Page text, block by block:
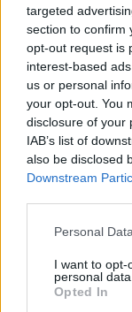
targeted
section to confirm
opt-out request is
interest-based
us or personal
your opt-out. You
disclosure of your
IAB’s list of
also be disclosed
Downstream
Please note that
not limited to
grant or deny
use your data for
Personal
I want to opt-
personal data.
Opted In
Moderna
θρομβώσεις
13.04.2021 17:59